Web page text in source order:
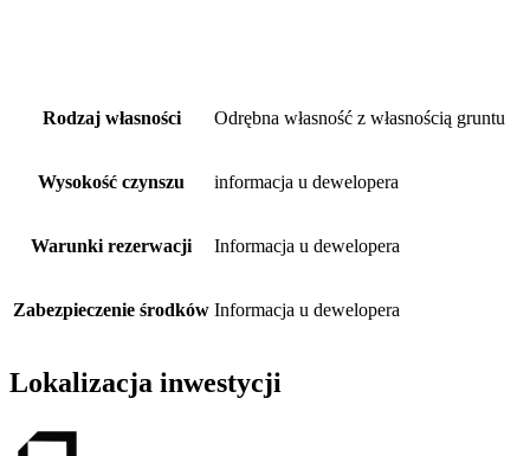
Rodzaj własności Odrębna własność z własnością gruntu
Wysokość czynszu informacja u dewelopera
Warunki rezerwacji Informacja u dewelopera
Zabezpieczenie środków Informacja u dewelopera
Lokalizacja inwestycji